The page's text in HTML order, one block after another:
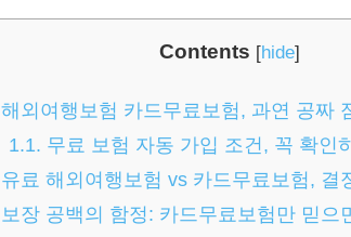
Contents [hide]
해외여행보험 카드무료보험, 과연 공짜
1.1. 무료 보험 자동 가입 조건, 꼭 확인
유료 해외여행보험 vs 카드무료보험, 결
보장 공백의 함정: 카드무료보험만 믿으